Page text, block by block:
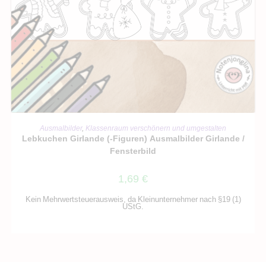
IN DEN WARENKORB
Ausmalbilder, Klassenraum verschönern und umgestalten
Lebkuchen Girlande (-Figuren) Ausmalbilder Girlande /
Fensterbild
1,69 €
Kein Mehrwertsteuerausweis, da Kleinunternehmer nach §19 (1)
UStG.